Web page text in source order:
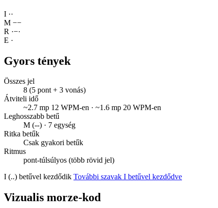
I ··
M −−
R ·−·
E ·
Gyors tények
Összes jel
8 (5 pont + 3 vonás)
Átviteli idő
~2.7 mp 12 WPM-en · ~1.6 mp 20 WPM-en
Leghosszabb betű
M (--) · 7 egység
Ritka betűk
Csak gyakori betűk
Ritmus
pont-túlsúlyos (több rövid jel)
I (..) betűvel kezdődik További szavak I betűvel kezdődve
Vizualis morze-kod